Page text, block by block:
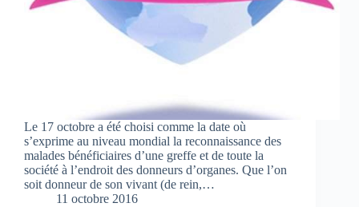
Le 17 octobre a été choisi comme la date où
s’exprime au niveau mondial la reconnaissance des
malades bénéficiaires d’une greffe et de toute la
société à l’endroit des donneurs d’organes. Que l’on
soit donneur de son vivant (de rein,…
11 octobre 2016